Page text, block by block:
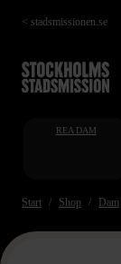
Hoppa
till
< stadsmissionen.se
REA DAM
Start Shop Dam